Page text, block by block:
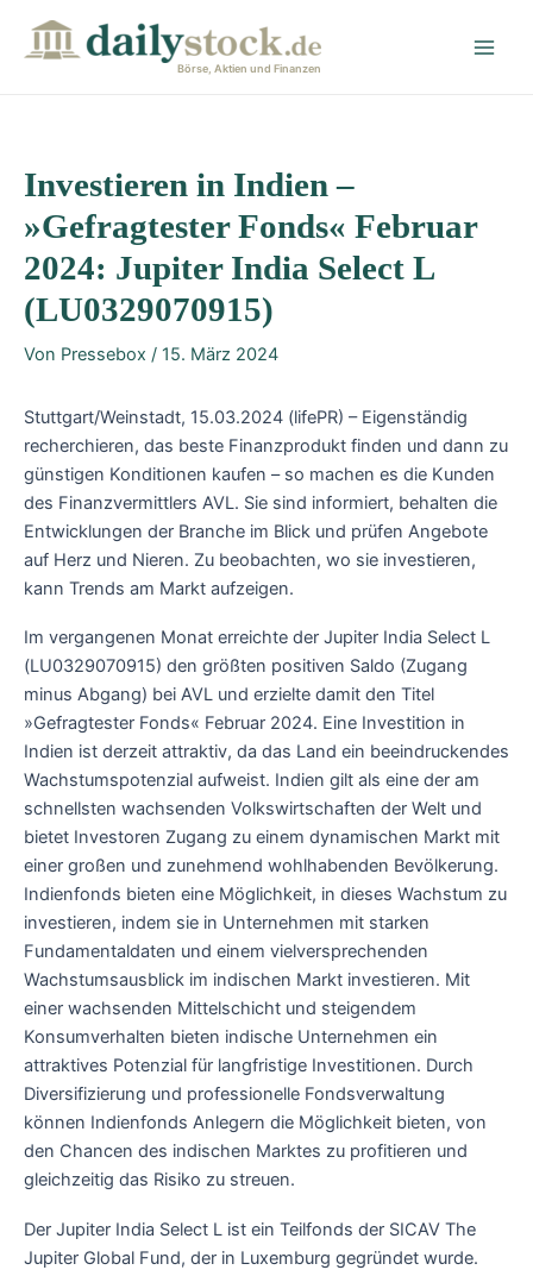
Börse, Aktien und Finanzen
Investieren in Indien –
»Gefragtester Fonds« Februar
2024: Jupiter India Select L
(LU0329070915)
Von Pressebox / 15. März 2024
Stuttgart/Weinstadt, 15.03.2024 (lifePR) – Eigenständig
recherchieren, das beste Finanzprodukt finden und dann zu
günstigen Konditionen kaufen – so machen es die Kunden
des Finanzvermittlers AVL. Sie sind informiert, behalten die
Entwicklungen der Branche im Blick und prüfen Angebote
auf Herz und Nieren. Zu beobachten, wo sie investieren,
kann Trends am Markt aufzeigen.
Im vergangenen Monat erreichte der Jupiter India Select L
(LU0329070915) den größten positiven Saldo (Zugang
minus Abgang) bei AVL und erzielte damit den Titel
»Gefragtester Fonds« Februar 2024. Eine Investition in
Indien ist derzeit attraktiv, da das Land ein beeindruckendes
Wachstumspotenzial aufweist. Indien gilt als eine der am
schnellsten wachsenden Volkswirtschaften der Welt und
bietet Investoren Zugang zu einem dynamischen Markt mit
einer großen und zunehmend wohlhabenden Bevölkerung.
Indienfonds bieten eine Möglichkeit, in dieses Wachstum zu
investieren, indem sie in Unternehmen mit starken
Fundamentaldaten und einem vielversprechenden
Wachstumsausblick im indischen Markt investieren. Mit
einer wachsenden Mittelschicht und steigendem
Konsumverhalten bieten indische Unternehmen ein
attraktives Potenzial für langfristige Investitionen. Durch
Diversifizierung und professionelle Fondsverwaltung
können Indienfonds Anlegern die Möglichkeit bieten, von
den Chancen des indischen Marktes zu profitieren und
gleichzeitig das Risiko zu streuen.
Der Jupiter India Select L ist ein Teilfonds der SICAV The
Jupiter Global Fund, der in Luxemburg gegründet wurde.